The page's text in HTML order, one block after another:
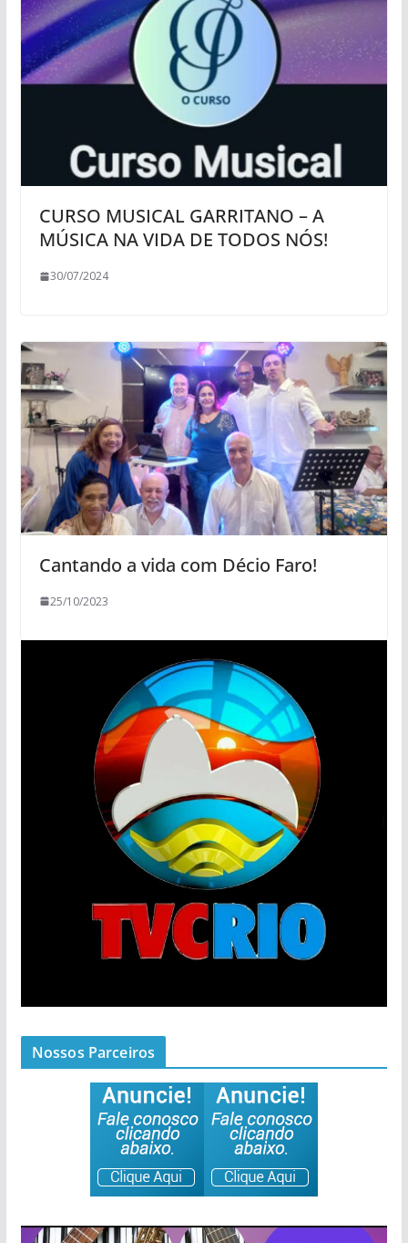
CURSO MUSICAL GARRITANO – A
MÚSICA NA VIDA DE TODOS NÓS!
30/07/2024
Cantando a vida com Décio Faro!
25/10/2023
Nossos Parceiros